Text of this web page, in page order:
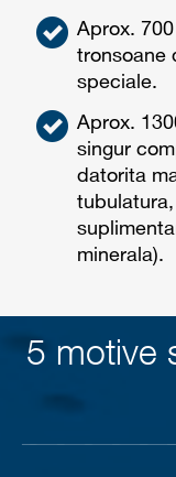
Aprox.
tronsoane
speciale.
Aprox.
singur
datorita
minerala).
5 motive